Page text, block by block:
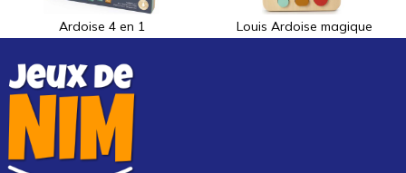
Ardoise 4 en 1 Louis Ardoise magique